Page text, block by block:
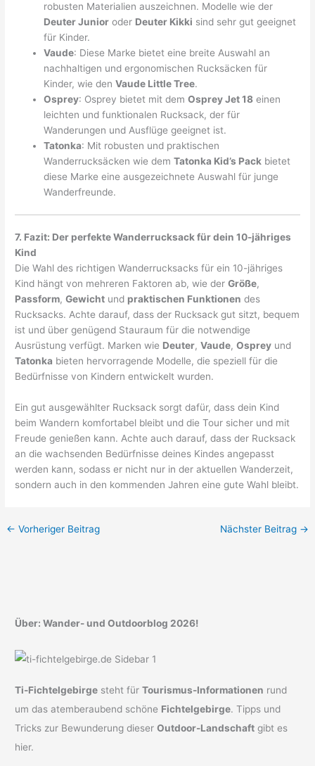
robusten Materialien auszeichnen. Modelle wie der
Deuter Junior oder Deuter Kikki sind sehr gut geeignet
für Kinder.
Vaude: Diese Marke bietet eine breite Auswahl an
nachhaltigen und ergonomischen Rucksäcken für
Kinder, wie denVaude Little Tree.
Osprey: Osprey bietet mit demOsprey Jet 18 einen
leichten und funktionalen Rucksack, der für
Wanderungen und Ausflüge geeignet ist.
Tatonka: Mit robusten und praktischen
Wanderrucksäcken wie demTatonka Kid’s Pack bietet
diese Marke eine ausgezeichnete Auswahl für junge
Wanderfreunde.
7. Fazit: Der perfekte Wanderrucksack für dein 10-jähriges
Kind
Die Wahl des richtigen Wanderrucksacks für ein 10-jähriges
Kind hängt von mehreren Faktoren ab, wie derGröße,
Passform,Gewicht und praktischen Funktionen des
Rucksacks. Achte darauf, dass der Rucksack gut sitzt, bequem
ist und über genügend Stauraum für die notwendige
Ausrüstung verfügt. Marken wie Deuter,Vaude,Osprey und
Tatonka bieten hervorragende Modelle, die speziell für die
Bedürfnisse von Kindern entwickelt wurden.
Ein gut ausgewählter Rucksack sorgt dafür, dass dein Kind
beim Wandern komfortabel bleibt und die Tour sicher und mit
Freude genießen kann. Achte auch darauf, dass der Rucksack
an die wachsenden Bedürfnisse deines Kindes angepasst
werden kann, sodass er nicht nur in der aktuellen Wanderzeit,
sondern auch in den kommenden Jahren eine gute Wahl bleibt.
← Vorheriger Beitrag Nächster Beitrag →
Über: Wander- und Outdoorblog 2026!
Ti-Fichtelgebirge steht fürTourismus-Informationen rund
um das atemberaubend schöne Fichtelgebirge. Tipps und
Tricks zur Bewunderung dieserOutdoor-Landschaft gibt es
hier.